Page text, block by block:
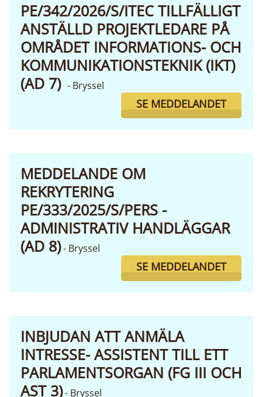
PE/342/2026/S/ITEC TILLFÄLLIGT
ANSTÄLLD PROJEKTLEDARE PÅ
OMRÅDET INFORMATIONS- OCH
KOMMUNIKATIONSTEKNIK (IKT)
(AD 7) - Bryssel
SE MEDDELANDET
MEDDELANDE OM
REKRYTERING
PE/333/2025/S/PERS -
ADMINISTRATIV HANDLÄGGAR
(AD 8)- Bryssel
SE MEDDELANDET
INBJUDAN ATT ANMÄLA
INTRESSE- ASSISTENT TILL ETT
PARLAMENTSORGAN (FG III OCH
AST 3)- Bryssel